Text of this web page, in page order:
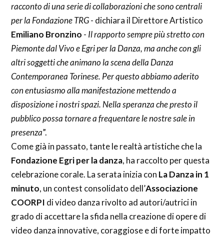
racconto di una serie di collaborazioni che sono centrali
per la Fondazione TRG- dichiara il Direttore Artistico
Emiliano Bronzino - Il rapporto sempre più stretto con
Piemonte dal Vivo e Egri per la Danza, ma anche con gli
altri soggetti che animano la scena della Danza
Contemporanea Torinese. Per questo abbiamo aderito
con entusiasmo alla manifestazione mettendo a
disposizione i nostri spazi. Nella speranza che presto il
pubblico possa tornare a frequentare le nostre sale in
presenza”.
Come già in passato, tante le realtà artistiche che la
Fondazione Egri per la danza, ha raccolto per questa
celebrazione corale. La serata inizia con La Danza in 1
minuto, un contest consolidato dell’Associazione
COORPI di video danza rivolto ad autori/autrici in
grado di accettare la sfida nella creazione di opere di
video danza innovative, coraggiose e di forte impatto